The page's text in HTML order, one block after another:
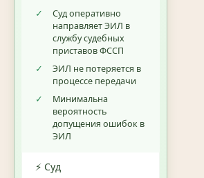
✓
Суд оперативно
направляет ЭИЛ в
службу судебных
приставов ФССП
✓
ЭИЛ не потеряется в
процессе передачи
✓
Минимальна
вероятность
допущения ошибок в
ЭИЛ
⚡ Суд